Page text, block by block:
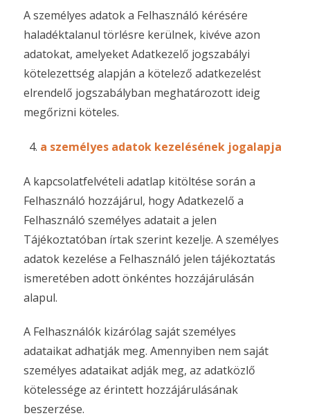
A személyes adatok a Felhasználó kérésére
haladéktalanul törlésre kerülnek, kivéve azon
adatokat, amelyeket Adatkezelő jogszabályi
kötelezettség alapján a kötelező adatkezelést
elrendelő jogszabályban meghatározott ideig
megőrizni köteles.
a személyes adatok kezelésének jogalapja
A kapcsolatfelvételi adatlap kitöltése során a
Felhasználó hozzájárul, hogy Adatkezelő a
Felhasználó személyes adatait a jelen
Tájékoztatóban írtak szerint kezelje. A személyes
adatok kezelése a Felhasználó jelen tájékoztatás
ismeretében adott önkéntes hozzájárulásán
alapul.
A Felhasználók kizárólag saját személyes
adataikat adhatják meg. Amennyiben nem saját
személyes adataikat adják meg, az adatközlő
kötelessége az érintett hozzájárulásának
beszerzése.